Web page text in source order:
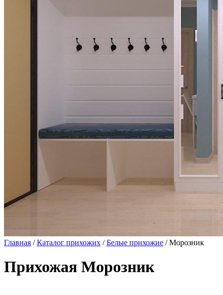
Главная /Каталог прихожих /Белые прихожие / Морозник
Прихожая Морозник